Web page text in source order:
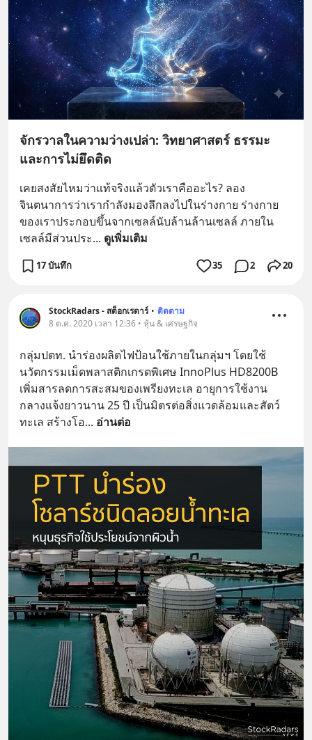
จักรวาลในความว่างเปล่า: วิทยาศาสตร์ ธรรมะ
และการไม่ยึดติด
เคยสงสัยไหมว่าแท้จริงแล้วตัวเราคืออะไร? ลอง
จินตนาการว่าเรากำลังมองลึกลงไปในร่างกาย ร่างกาย
ของเราประกอบขึ้นจากเซลล์นับล้านล้านเซลล์ ภายใน
เซลล์มีส่วนประ... ดูเพิ่มเติม
17 บันทึก 35 2 20
StockRadars - สต็อกเรดาร์ • ติดตาม
8 ต.ค. 2020 เวลา 12:36 • หุ้น & เศรษฐกิจ
กลุ่มปตท. นำร่องผลิตไฟป้อนใช้ภายในกลุ่มฯ โดยใช้
นวัตกรรมเม็ดพลาสติกเกรดพิเศษ InnoPlus HD8200B
เพิ่มสารลดการสะสมของเพรียงทะเล อายุการใช้งาน
กลางแจ้งยาวนาน 25 ปี เป็นมิตรต่อสิ่งแวดล้อมและสัตว์
ทะเล สร้างโอ... อ่านต่อ